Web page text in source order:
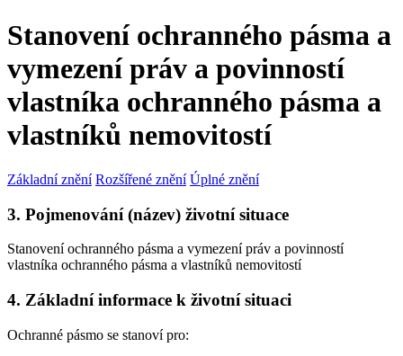
Stanovení ochranného pásma a
vymezení práv a povinností
vlastníka ochranného pásma a
vlastníků nemovitostí
Základní znění Rozšířené znění Úplné znění
3. Pojmenování (název) životní situace
Stanovení ochranného pásma a vymezení práv a povinností
vlastníka ochranného pásma a vlastníků nemovitostí
4. Základní informace k životní situaci
Ochranné pásmo se stanoví pro: